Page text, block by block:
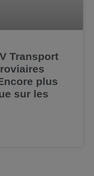
Transport
plus
sur les